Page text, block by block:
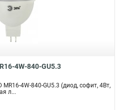
4W-840-GU5.3
4W-840-GU5.3 (диод, софит, 4Вт,
л...